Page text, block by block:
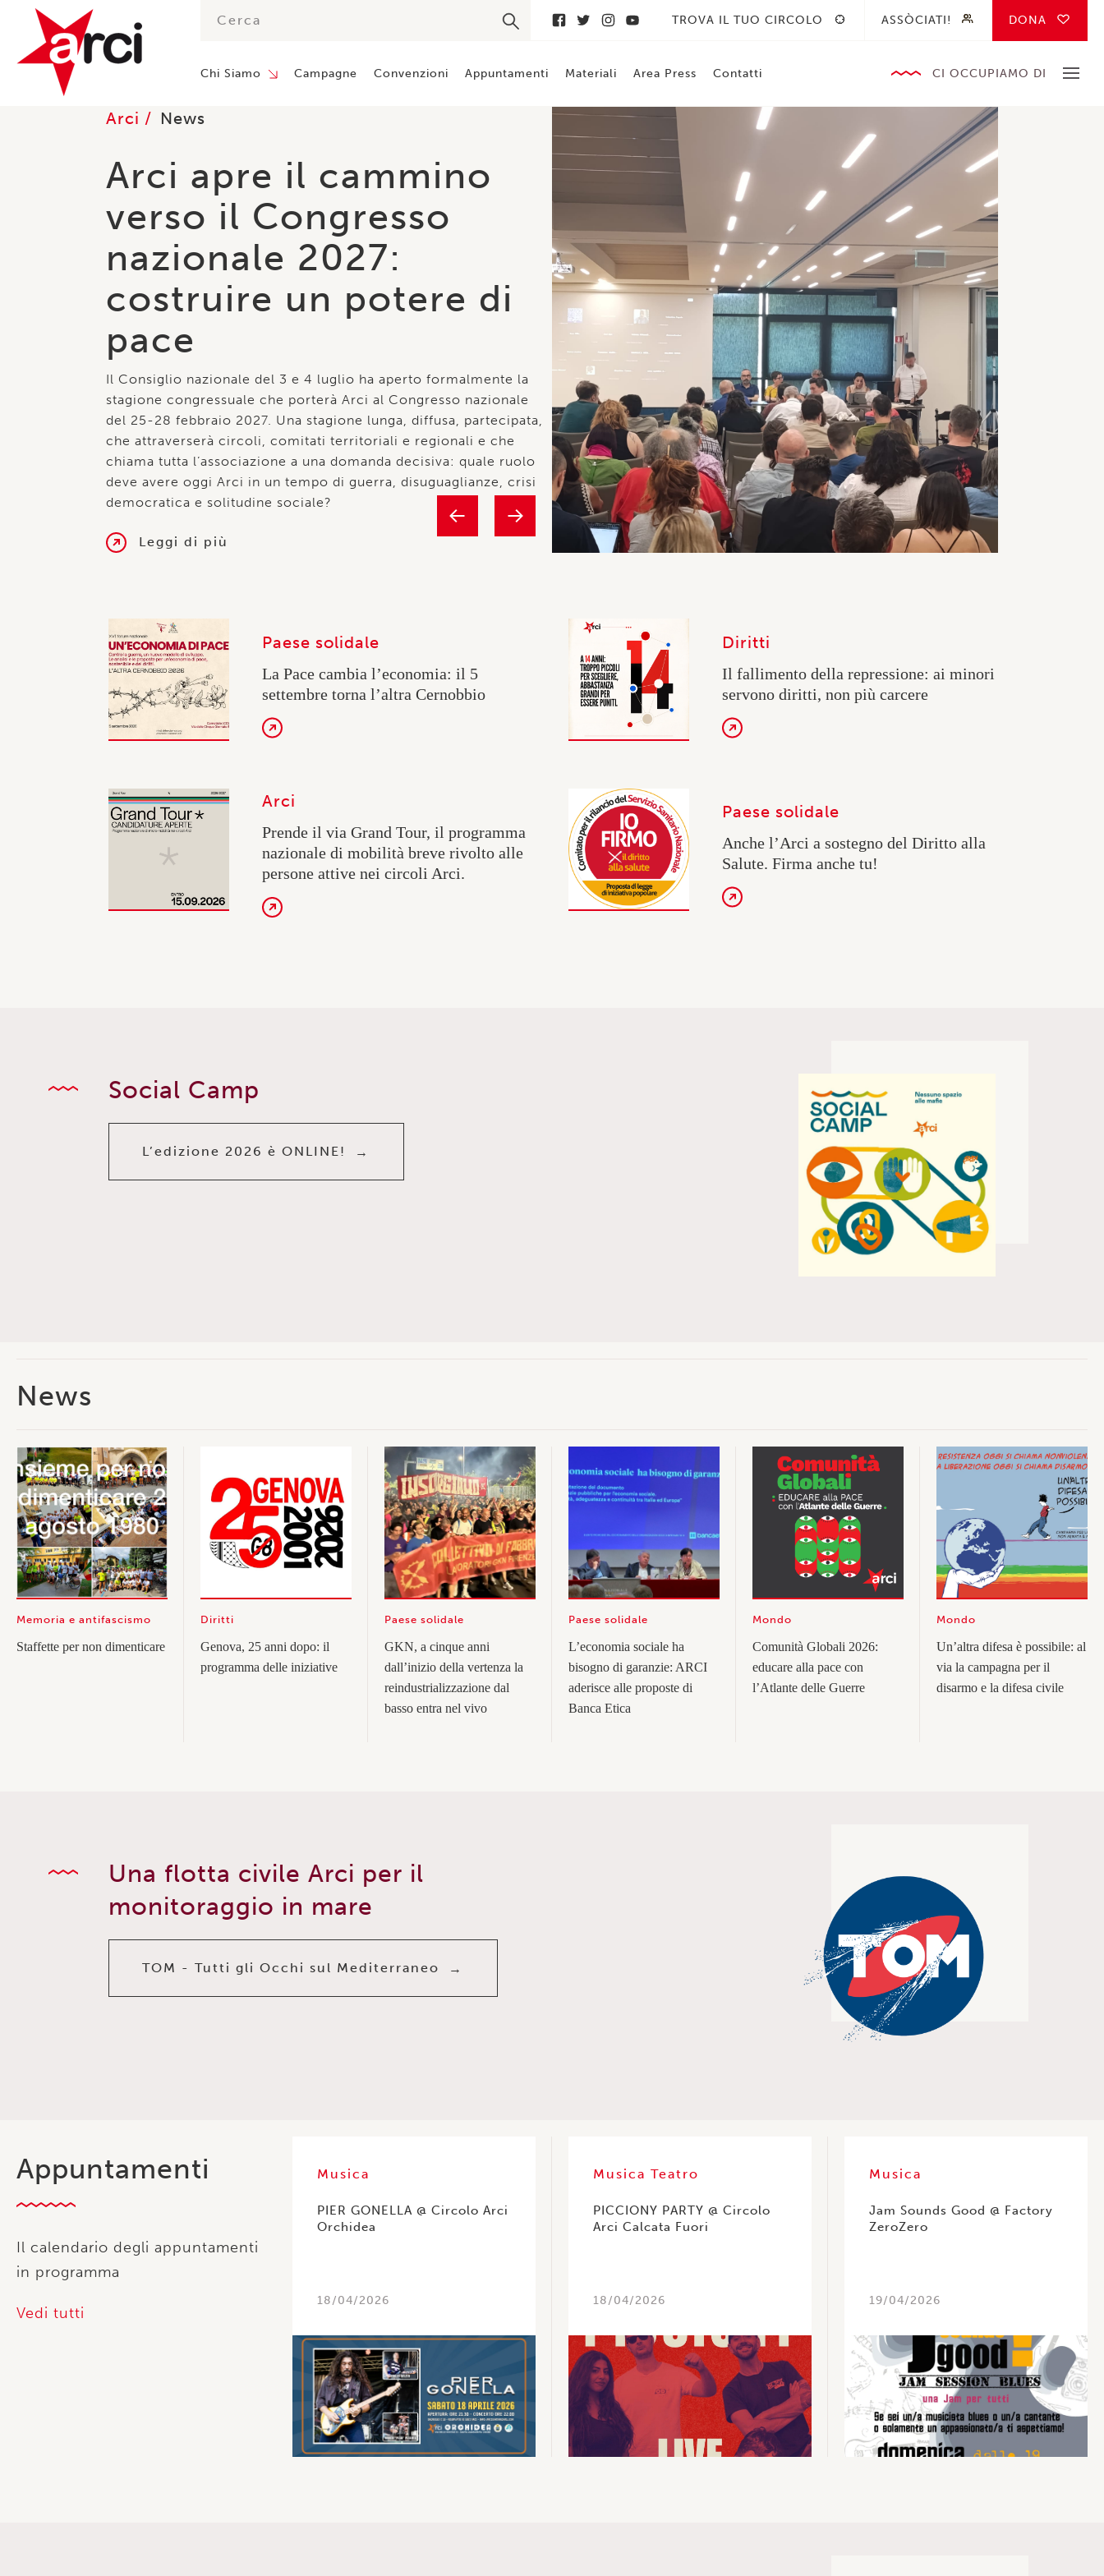
TROVA IL TUO CIRCOLO ASSÒCIATI! DONA
Chi Siamo Campagne Convenzioni Appuntamenti Materiali Area Press Contatti CI OCCUPIAMO DI
Cultura Comunicato Stampa
Arci rilancia FestA!
2026: c’è una scena
oltre le piattaforme e i
grandi eventi
inaccessibili
Leggi di più
Paese solidale
La Pace cambia l’economia: il 5
settembre torna l’altra Cernobbio
Diritti
Il fallimento della repressione: ai minori
servono diritti, non più carcere
Arci
Prende il via Grand Tour, il programma
nazionale di mobilità breve rivolto alle
persone attive nei circoli Arci.
Paese solidale
Anche l’Arci a sostegno del Diritto alla
Salute. Firma anche tu!
Social Camp
L’edizione 2026 è ONLINE!
News
Memoria e antifascismo
Staffette per non dimenticare
Diritti
Genova, 25 anni dopo: il
programma delle iniziative
Paese solidale
GKN, a cinque anni
dall’inizio della vertenza la
reindustrializzazione dal
basso entra nel vivo
Paese solidale
L’economia sociale ha
bisogno di garanzie: ARCI
aderisce alle proposte di
Banca Etica
Mondo
Comunità Globali 2026:
educare alla pace con
l’Atlante delle Guerre
Mondo
Un’altra difesa è possibile: al
via la campagna per il
disarmo e la difesa civile
Una flotta civile Arci per il
monitoraggio in mare
TOM - Tutti gli Occhi sul Mediterraneo
Appuntamenti
Il calendario degli appuntamenti
in programma
Vedi tutti
Musica
PIER GONELLA @ Circolo Arci
Orchidea
18/04/2026
Musica Teatro
PICCIONY PARTY @ Circolo
Arci Calcata Fuori
18/04/2026
Musica
Jam Sounds Good @ Factory
ZeroZero
19/04/2026